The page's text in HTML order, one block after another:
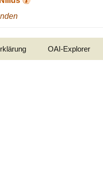
OAI-Explorer